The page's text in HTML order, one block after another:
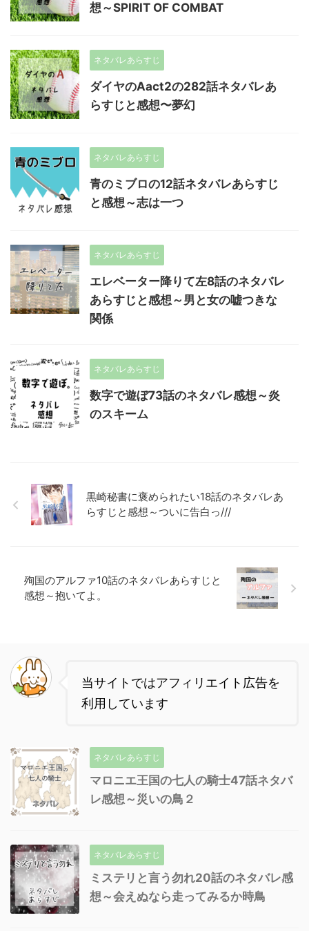
想～SPIRIT OF COMBAT
ネタバレあらすじ
ダイヤのAact2の282話ネタバレあ
らすじと感想〜夢幻
ネタバレあらすじ
青のミブロの12話ネタバレあらすじ
と感想～志は一つ
ネタバレあらすじ
エレベーター降りて左8話のネタバレ
あらすじと感想～男と女の嘘つきな
関係
ネタバレあらすじ
数字で遊ぼ73話のネタバレ感想～炎
のスキーム
黒崎秘書に褒められたい18話のネタバレあ
らすじと感想～ついに告白っ///
殉国のアルファ10話のネタバレあらすじと
感想～抱いてよ。
当サイトではアフィリエイト広告を
利用しています
ネタバレあらすじ
マロニエ王国の七人の騎士47話ネタバ
レ感想～災いの鳥２
ネタバレあらすじ
ミステリと言う勿れ20話のネタバレ感
想～会えぬなら走ってみるか時鳥